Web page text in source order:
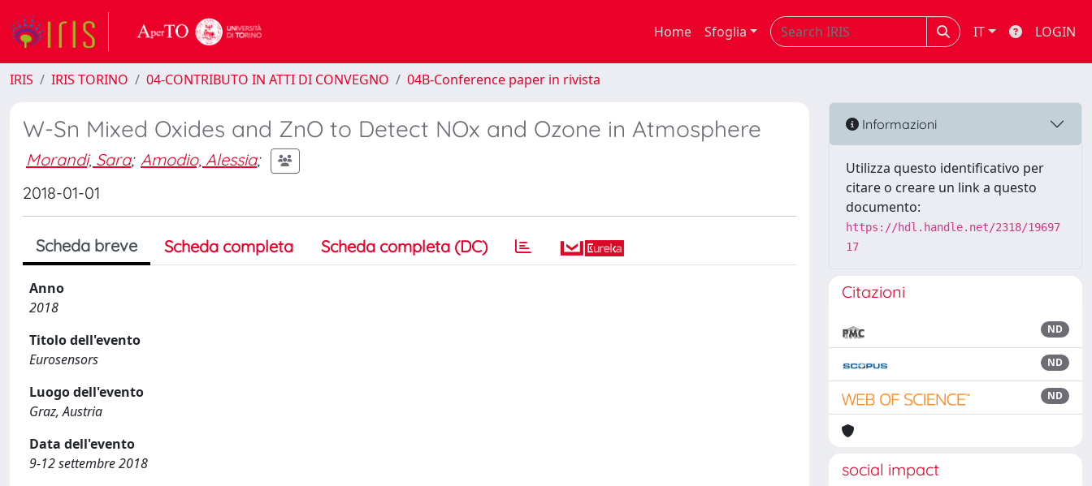
Home Sfoglia IT LOGIN
IRIS IRIS TORINO 04-CONTRIBUTO IN ATTI DI CONVEGNO 04B-Conference paper in rivista
W-Sn Mixed Oxides and ZnO to Detect NOx and Ozone in Atmosphere
Morandi, Sara; Amodio, Alessia;
2018-01-01
Scheda breve Scheda completa Scheda completa (DC)
Anno
2018
Titolo dell'evento
Eurosensors
Luogo dell'evento
Graz, Austria
Data dell'evento
9-12 settembre 2018
Informazioni
Utilizza questo identificativo per
citare o creare un link a questo
documento:
https://hdl.handle.net/2318/19697
17
Citazioni
ND
ND
ND
social impact